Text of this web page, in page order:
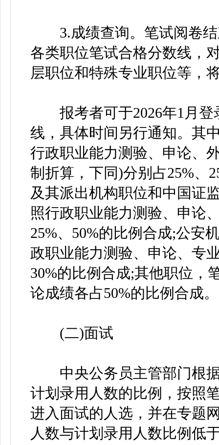
3.成绩查询。笔试阅卷结
各类职位笔试合格分数线，
层职位和特殊专业职位等，
报考者可于2026年1月登
线，具体时间另行通知。其
行政职业能力测验、申论、
制折算，下同)分别占25%、
及其派出机构职位和中国证
照行政职业能力测验、申论
25%、50%的比例合成;公安
政职业能力测验、申论、专
30%的比例合成;其他职位，
论成绩各占50%的比例合成。
(二)面试
中央公务员主管部门根据
计划录用人数的比例，按照
进入面试的人选，并在专题
人数与计划录用人数比例低